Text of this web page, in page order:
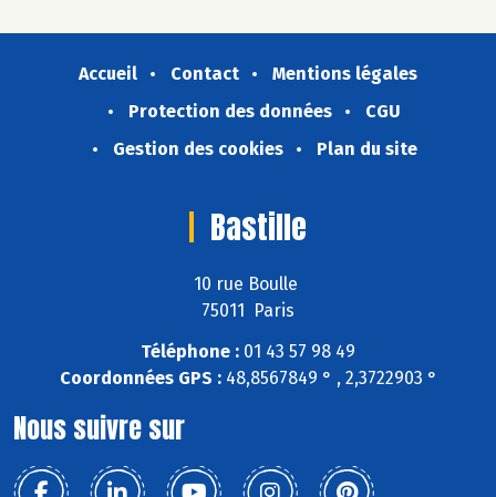
Accueil Contact
Mentions légales
Protection des données
CGU
Gestion des cookies
Plan du site
Bastille
10 rue Boulle
75011 Paris
Téléphone : 01 43 57 98 49
Coordonnées GPS :48,8567849 ° , 2,3722903 °
Nous suivre sur